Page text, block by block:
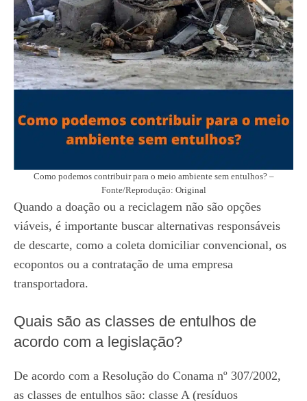
Como podemos contribuir para o meio ambiente sem entulhos? –
Fonte/Reprodução: Original
Quando a doação ou a reciclagem não são opções
viáveis, é importante buscar alternativas responsáveis
de descarte, como a coleta domiciliar convencional, os
ecopontos ou a contratação de uma empresa
transportadora.
Quais são as classes de entulhos de
acordo com a legislação?
De acordo com a Resolução do Conama nº 307/2002,
as classes de entulhos são: classe A (resíduos